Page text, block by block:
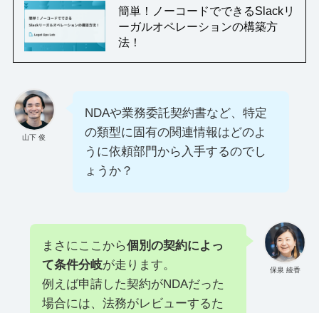
簡単！ノーコードでできるSlackリ
ーガルオペレーションの構築方
法！
山下 俊
NDAや業務委託契約書など、特定
の類型に固有の関連情報はどのよ
うに依頼部門から入手するのでし
ょうか？
保泉 綾香
まさにここから個別の契約によっ
て条件分岐が走ります。
例えば申請した契約がNDAだった
場合には、法務がレビューするた